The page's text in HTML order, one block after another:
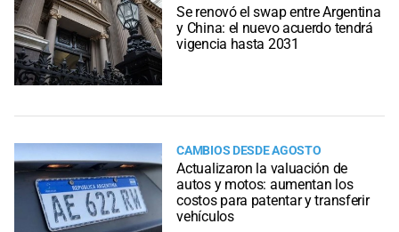
Se renovó el swap entre Argentina
y China: el nuevo acuerdo tendrá
vigencia hasta 2031
CAMBIOS DESDE AGOSTO
Actualizaron la valuación de
autos y motos: aumentan los
costos para patentar y transferir
vehículos